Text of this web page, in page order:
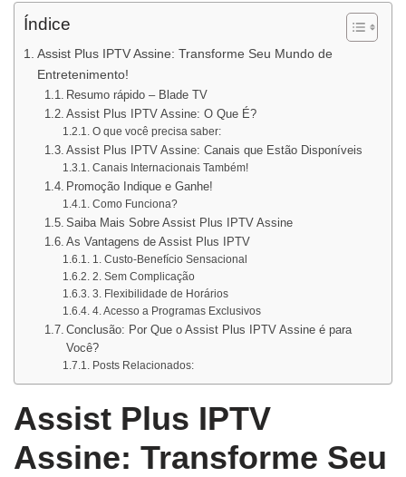
Índice
Assist Plus IPTV Assine: Transforme Seu Mundo de
Entretenimento!
Resumo rápido – Blade TV
Assist Plus IPTV Assine: O Que É?
O que você precisa saber:
Assist Plus IPTV Assine: Canais que Estão Disponíveis
Canais Internacionais Também!
Promoção Indique e Ganhe!
Como Funciona?
Saiba Mais Sobre Assist Plus IPTV Assine
As Vantagens de Assist Plus IPTV
1. Custo-Benefício Sensacional
2. Sem Complicação
3. Flexibilidade de Horários
4. Acesso a Programas Exclusivos
Conclusão: Por Que o Assist Plus IPTV Assine é para
Você?
Posts Relacionados:
Assist Plus IPTV
Assine: Transforme Seu